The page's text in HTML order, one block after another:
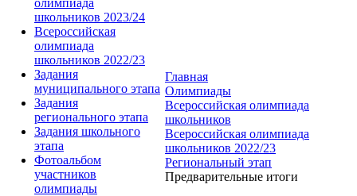
школьников 2023/24
Всероссийская
олимпиада
школьников 2022/23
Задания
муниципального этапа
Задания
регионального этапа
Задания школьного
этапа
Фотоальбом
участников
олимпиады
Главная
Олимпиады
Всероссийская олимпиада
школьников
Всероссийская олимпиада
школьников 2022/23
Региональный этап
Предварительные итоги